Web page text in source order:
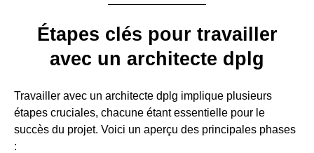
Étapes clés pour travailler
avec un architecte dplg
Travailler avec un architecte dplg implique plusieurs
étapes cruciales, chacune étant essentielle pour le
succès du projet. Voici un aperçu des principales phases
: